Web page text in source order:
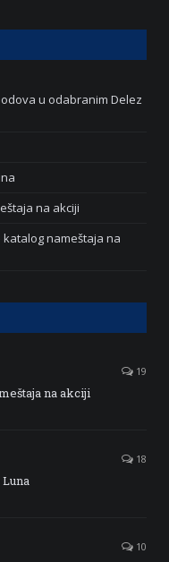
u odabranim Delez
na akciji
katalog nameštaja na
19
na akciji
18
10